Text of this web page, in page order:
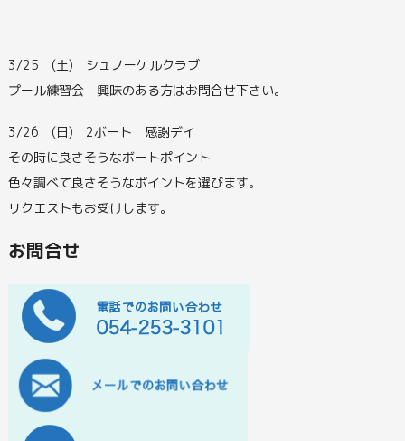
3/25 (土) シュノーケルクラブ
プール練習会 興味のある方はお問合せ下さい。
3/26 (日) 2ボート 感謝デイ
その時に良さそうなボートポイント
色々調べて良さそうなポイントを選びます。
リクエストもお受けします。
お問合せ